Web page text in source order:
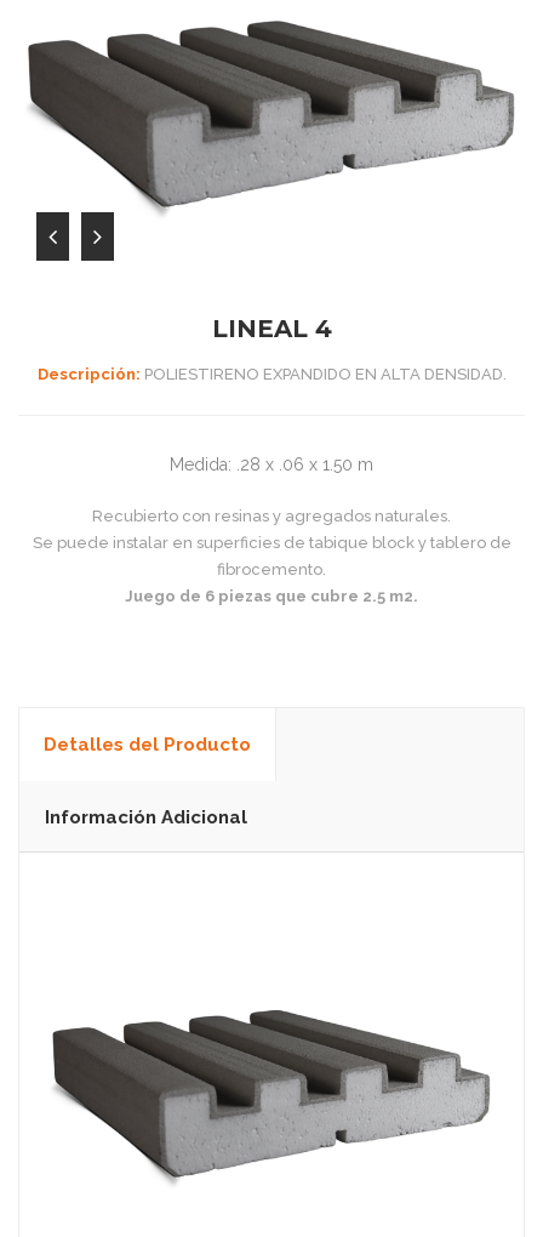
LINEAL 4
Descripción: POLIESTIRENO EXPANDIDO EN ALTA DENSIDAD.
Medida: .28 x .06 x 1.50 m
Recubierto con resinas y agregados naturales.
Se puede instalar en superficies de tabique block y tablero de
fibrocemento.
Juego de 6 piezas que cubre 2.5 m2.
Detalles del Producto
Información Adicional